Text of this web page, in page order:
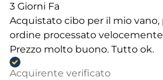
3 Giorni Fa
Acquistato cibo per il mio vano,
ordine processato
Prezzo molto buono. Tutto ok.
Acquirente verificato